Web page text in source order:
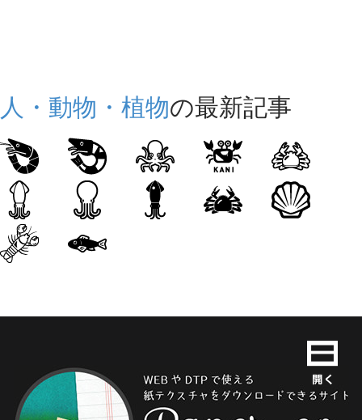
人・動物・植物の最新記事